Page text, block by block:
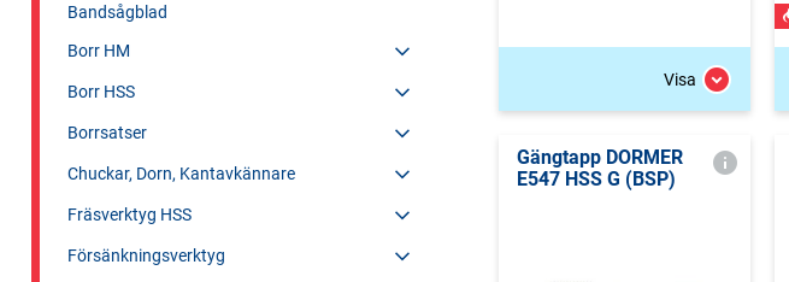
Bandsågblad
Borr HM
Borr HSS
Borrsatser
Chuckar, Dorn, Kantavkännare
Fräsverktyg HSS
Försänkningsverktyg
Visa
Gängtapp DORMER
E547 HSS G (BSP)